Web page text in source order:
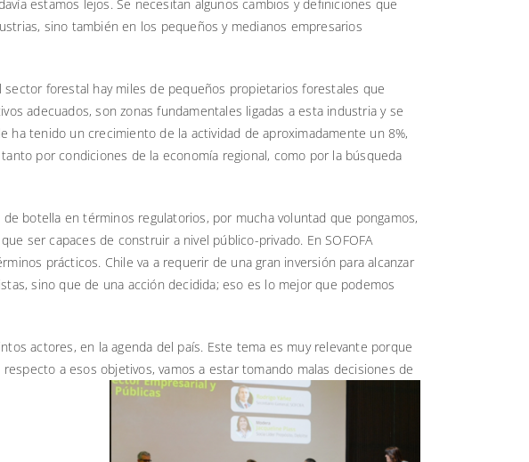
estamos lejos. Se necesitan algunos cambios y definiciones que
sino también en los pequeños y medianos empresarios
forestal hay miles de pequeños propietarios forestales que
adecuados, son zonas fundamentales ligadas a esta industria y se
ha tenido un crecimiento de la actividad de aproximadamente un 8%,
por condiciones de la economía regional, como por la búsqueda
botella en términos regulatorios, por mucha voluntad que pongamos,
ser capaces de construir a nivel público-privado. En SOFOFA
prácticos. Chile va a requerir de una gran inversión para alcanzar
sino que de una acción decidida; eso es lo mejor que podemos
actores, en la agenda del país. Este tema es muy relevante porque
a esos objetivos, vamos a estar tomando malas decisiones de